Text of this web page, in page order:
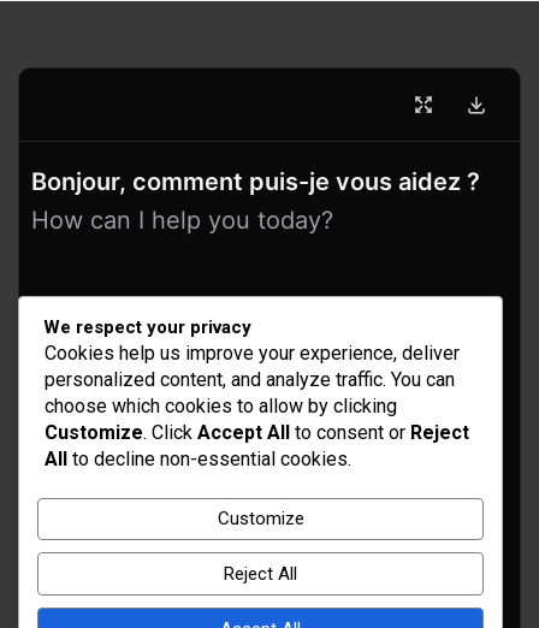
Bonjour, comment puis-je vous aidez ?
How can I help you today?
Idées d’aménagement et déco
Conseil bricolage et jardinage
Choix d'outillage et de matériaux
We respect your privacy
Cookies help us improve your experience, deliver
personalized content, and analyze traffic. You can
choose which cookies to allow by clicking
Customize. Click Accept All to consent or Reject
All to decline non-essential cookies.
Customize
Reject All